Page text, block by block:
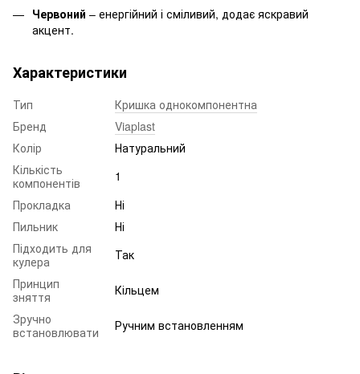
Червоний – енергійний і сміливий, додає яскравий
акцент.
Характеристики
Тип
Кришка однокомпонентна
Бренд
Viaplast
Колір
Натуральний
Кількість
компонентів
1
Прокладка
Ні
Пильник
Ні
Підходить для
кулера
Так
Принцип
зняття
Кільцем
Зручно
встановлювати
Ручним встановленням